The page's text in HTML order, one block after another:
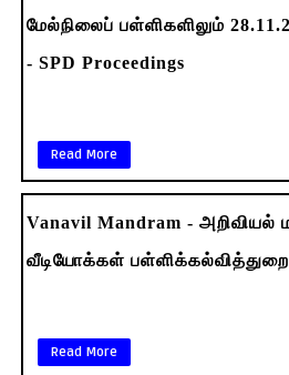
மேல்நிலைப் பள்ளிகளிலும்
- SPD Proceedings
Read More
Vanavil Mandram - அறிவியல்
வீடியோக்கள் பள்ளிக்கல்வித்துறை
Read More